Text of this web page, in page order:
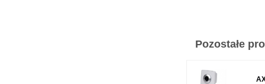
Pozostałe